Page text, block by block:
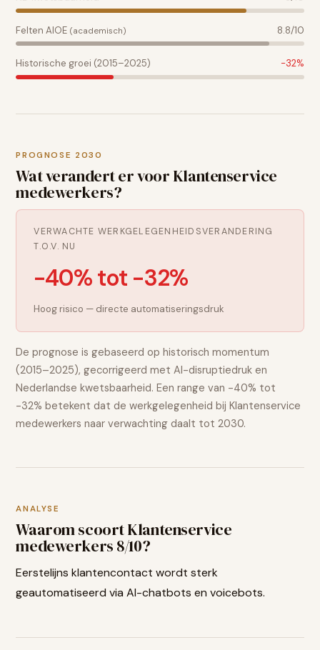
Felten AIOE (academisch) 8.8/10
Historische groei (2015–2025) -32%
PROGNOSE 2030
Wat verandert er voor Klantenservice
medewerkers?
VERWACHTE WERKGELEGENHEIDSVERANDERING
T.O.V. NU
-40% tot -32%
Hoog risico — directe automatiseringsdruk
De prognose is gebaseerd op historisch momentum
(2015–2025), gecorrigeerd met AI-disruptiedruk en
Nederlandse kwetsbaarheid. Een range van -40% tot
-32% betekent dat de werkgelegenheid bijKlantenservice
medewerkers naar verwachtingdaalt tot 2030.
ANALYSE
Waarom scoortKlantenservice
medewerkers 8/10?
Eerstelijns klantencontact wordt sterk
geautomatiseerd via AI-chatbots en voicebots.